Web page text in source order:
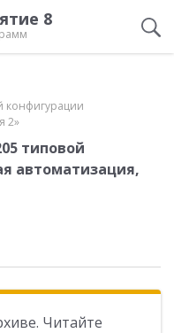
8
конфигурации
2»
типовой
автоматизация,
Читайте